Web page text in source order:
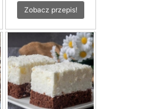
Zobacz przepis!